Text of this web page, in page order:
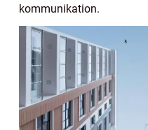
kommunikation.